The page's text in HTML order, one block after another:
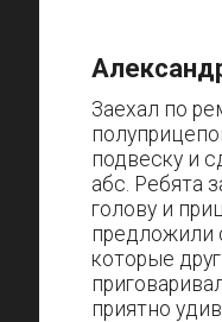
Заехал по
подвеску и
абс. Ребята
голову и
предложили
которые
приятно